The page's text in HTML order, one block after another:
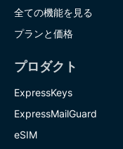
全ての機能を見る
プランと価格
プロダクト
ExpressKeys
ExpressMailGuard
eSIM